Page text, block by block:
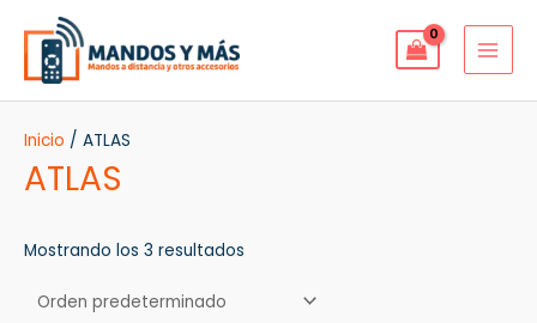
contenido
Inicio / ATLAS
ATLAS
Mostrando los 3 resultados